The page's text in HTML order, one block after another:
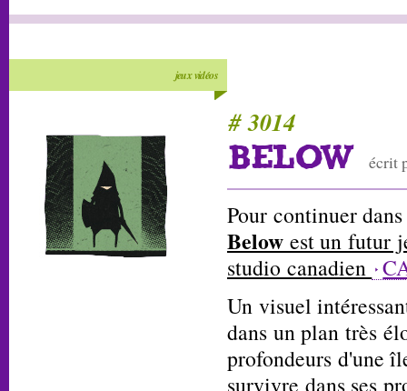
jeux vidéos
# 3014
BELOW écrit
Pour continuer
Below est un futur
studio canadien
Un visuel
dans un plan très
profondeurs d'une
survivre dans ses